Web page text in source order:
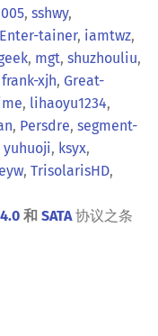
, sshwy,
Enter-tainer, iamtwz,
, mgt, shuzhouliu,
frank-xjh, Great-
, lihaoyu1234,
, Persdre, segment-
yuhuoji, ksyx,
, TrisolarisHD,
和 SATA协议之条